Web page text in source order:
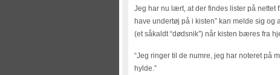
Jeg har nu lært, at der findes lister på nettet
have undertøj på i kisten” kan melde sig
(et såkaldt “dødsnik”) når kisten bæres fra
“Jeg ringer til de numre, jeg har noteret på
hylde.”